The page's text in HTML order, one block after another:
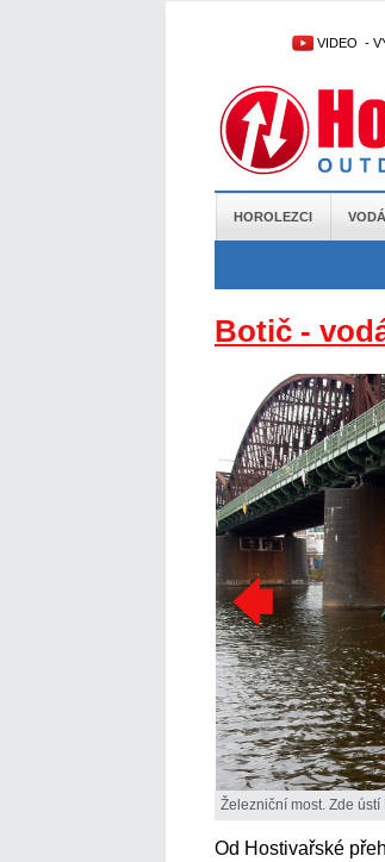
VIDEO -
HOROLEZCI
Botič -
Železniční most. Zde ústí
Od Hostivařské